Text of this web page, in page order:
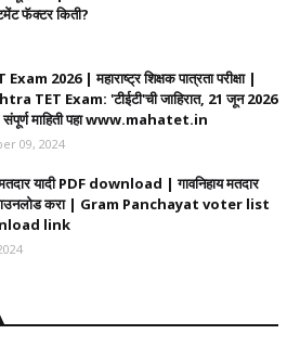
फॅक्टर किती?
2026 | महाराष्ट्र शिक्षक पात्रता परीक्षा |
TET Exam: 'टीईटी'ची जाहिरात, 21 जून 2026
संपूर्ण माहिती पहा www.mahatet.in
09, 2024
यादी PDF download | गावनिहाय मतदार
करा | Gram Panchayat voter list
link